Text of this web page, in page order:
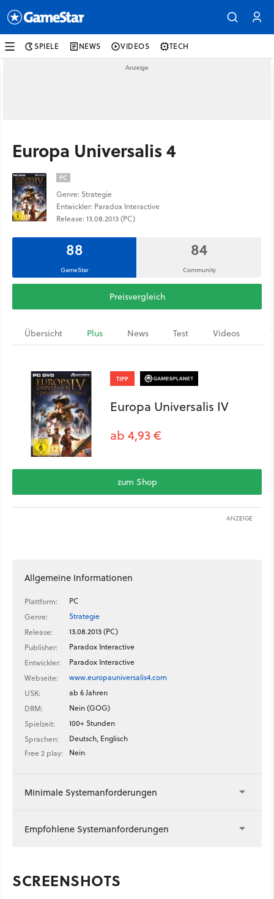
SPIELE NEWS VIDEOS TECH
Europa Universalis 4
PC
Genre: Strategie
Entwickler: Paradox Interactive
Release: 13.08.2013 (PC)
88
GameStar
84
Community
Preisvergleich
Übersicht Plus News Test Videos
TIPP
Europa Universalis IV
ab 4,93 €
zum Shop
ANZEIGE
Allgemeine Informationen
Plattform:
PC
Genre:
Strategie
Release:
13.08.2013 (PC)
Publisher:
Paradox Interactive
Entwickler:
Paradox Interactive
Webseite:
www.europauniversalis4.com
USK:
ab 6 Jahren
DRM:
Nein (GOG)
Spielzeit:
100+ Stunden
Sprachen:
Deutsch, Englisch
Free 2 play:
Nein
Minimale Systemanforderungen
Empfohlene Systemanforderungen
SCREENSHOTS